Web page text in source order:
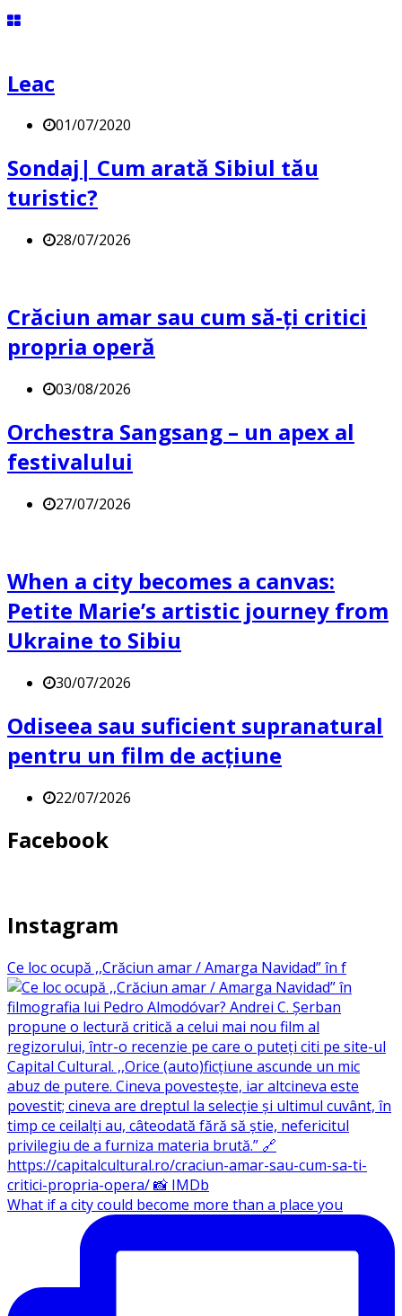
Leac
01/07/2020
Sondaj| Cum arată Sibiul tău
turistic?
28/07/2026
Crăciun amar sau cum să-ți critici
propria operă
03/08/2026
Orchestra Sangsang – un apex al
festivalului
27/07/2026
When a city becomes a canvas:
Petite Marie’s artistic journey from
Ukraine to Sibiu
30/07/2026
Odiseea sau suficient supranatural
pentru un film de acțiune
22/07/2026
Facebook
Instagram
Ce loc ocupă ,,Crăciun amar / Amarga Navidad” în f
What if a city could become more than a place you